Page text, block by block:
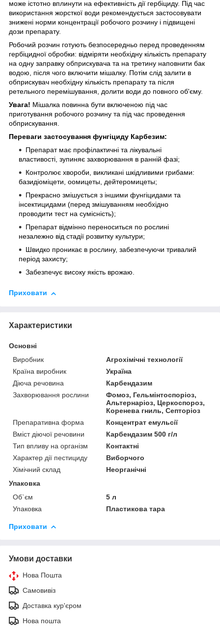
може істотно вплинути на ефективність дії гербіциду. Під час
використання жорсткої води рекомендується застосовувати
знижені норми концентрації робочого розчину і підвищені
дози препарату.
Робочий розчин готують безпосередньо перед проведенням
гербіцидної обробки: відміряти необхідну кількість препарату
на одну заправку обприскувача та на третину наповнити бак
водою, після чого включити мішалку. Потім слід залити в
обприскувач необхідну кількість препарату та після
ретельного перемішування, долити води до повного об'єму.
Увага! Мішалка повинна бути включеною під час
приготування робочого розчину та під час проведення
обприскування.
Переваги застосування фунгіциду Карбезим:
Препарат має профілактичні та лікувальні
властивості, зупиняє захворювання в ранній фазі;
Контролює хвороби, викликані шкідливими грибами:
базидіоміцети, оомицеты, дейтеромицеты;
Прекрасно змішується з іншими фунгіцидами та
інсектицидами (перед змішуванням необхідно
проводити тест на сумісність);
Препарат відмінно переноситься по рослині
незалежно від стадії розвитку культури;
Швидко проникає в рослину, забезпечуючи тривалий
період захисту;
Забезпечує високу якість врожаю.
Приховати
Характеристики
Основні
Виробник
Агрохімічні технології
Країна виробник
Україна
Діюча речовина
Карбендазим
Захворювання рослини
Фомоз, Гельмінтоспоріоз,
Альтернаріоз, Церкоспороз,
Коренева гниль, Септоріоз
Препаративна форма
Концентрат емульсії
Вміст діючої речовини
Карбендазим 500 г/л
Тип впливу на організм
Контактні
Характер дії пестициду
Виборчого
Хімічний склад
Неорганічні
Упаковка
Об`єм
5 л
Упаковка
Пластикова тара
Приховати
Умови доставки
Нова Пошта
Самовивіз
Доставка кур'єром
Нова пошта